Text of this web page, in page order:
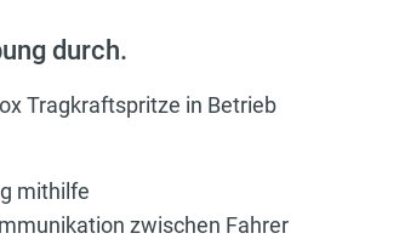
durch.
Tragkraftspritze in Betrieb
mithilfe
zwischen Fahrer